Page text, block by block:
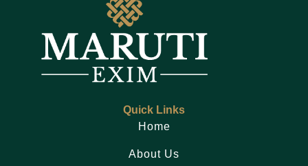
Quick Links
Home
About Us